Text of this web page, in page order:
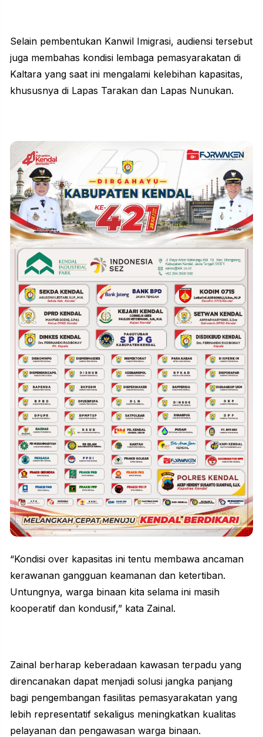
Selain pembentukan Kanwil Imigrasi, audiensi tersebut
juga membahas kondisi lembaga pemasyarakatan di
Kaltara yang saat ini mengalami kelebihan kapasitas,
khususnya di Lapas Tarakan dan Lapas Nunukan.
“Kondisi over kapasitas ini tentu membawa ancaman
kerawanan gangguan keamanan dan ketertiban.
Untungnya, warga binaan kita selama ini masih
kooperatif dan kondusif,” kata Zainal.
Zainal berharap keberadaan kawasan terpadu yang
direncanakan dapat menjadi solusi jangka panjang
bagi pengembangan fasilitas pemasyarakatan yang
lebih representatif sekaligus meningkatkan kualitas
pelayanan dan pengawasan warga binaan.